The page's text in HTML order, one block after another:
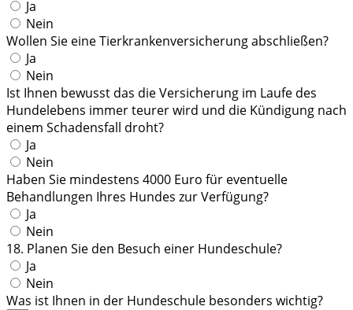
Ja
Nein
Wollen Sie eine Tierkrankenversicherung abschließen?
Ja
Nein
Ist Ihnen bewusst das die Versicherung im Laufe des
Hundelebens immer teurer wird und die Kündigung nach
einem Schadensfall droht?
Ja
Nein
Haben Sie mindestens 4000 Euro für eventuelle
Behandlungen Ihres Hundes zur Verfügung?
Ja
Nein
18. Planen Sie den Besuch einer Hundeschule?
Ja
Nein
Was ist Ihnen in der Hundeschule besonders wichtig?